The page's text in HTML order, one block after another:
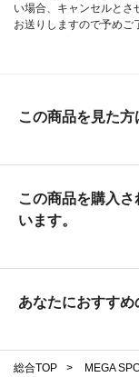
い場合、キャンセルとさ
お送りしますので予めご
この商品を見た
この商品を購入
います。
あなたにおすすめ
総合TOP > MEGA